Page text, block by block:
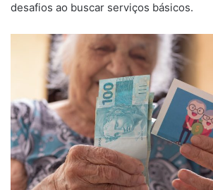
desafios ao buscar serviços básicos.